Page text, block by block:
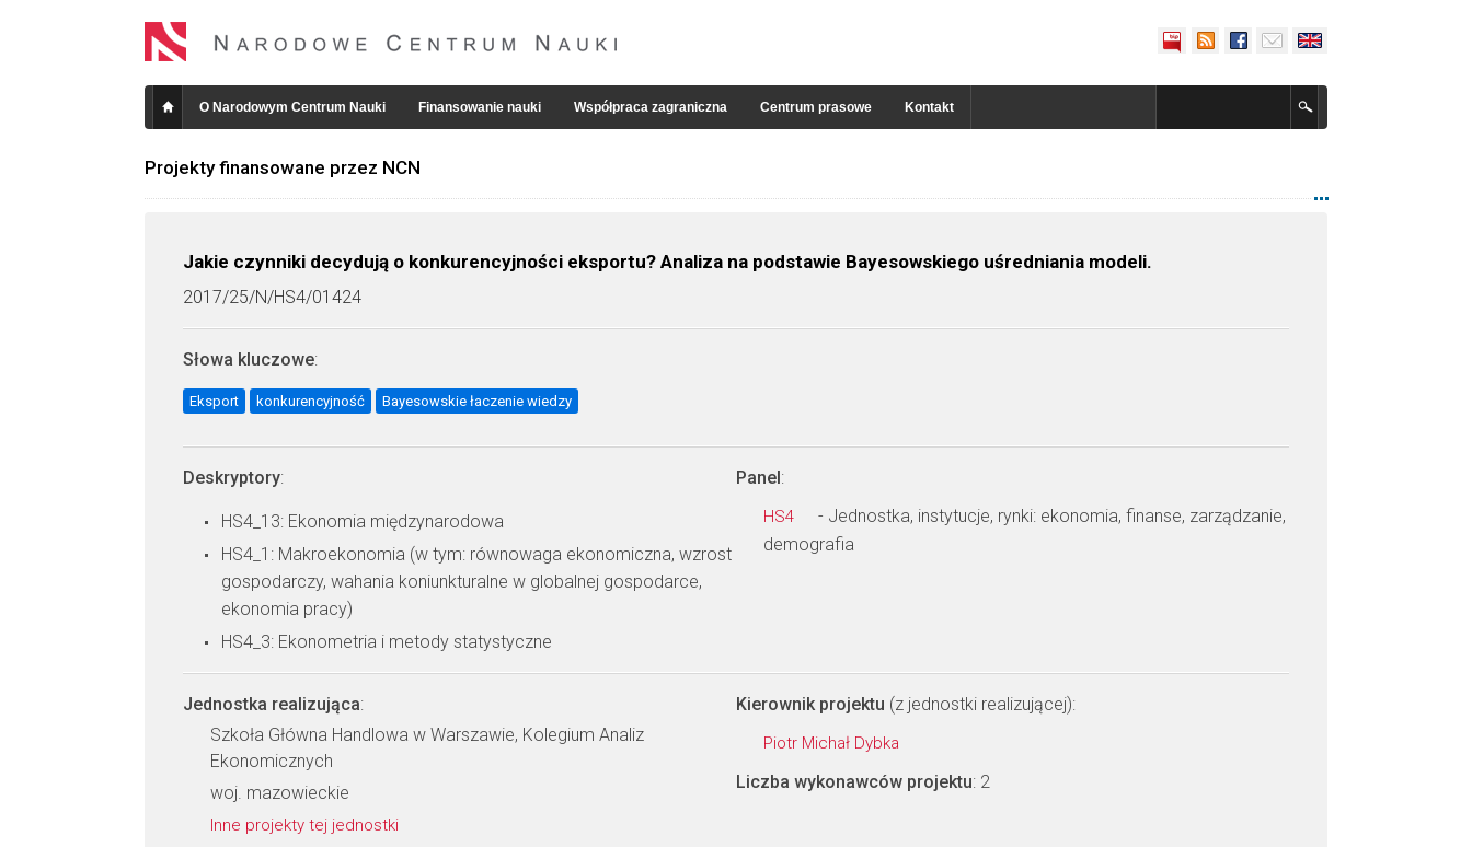
O Narodowym Centrum Nauki Finansowanie nauki Współpraca zagraniczna Centrum prasowe Kontakt
Projekty finansowane przez NCN
Jakie czynniki decydują o konkurencyjności eksportu? Analiza na podstawie Bayesowskiego uśredniania modeli.
2017/25/N/HS4/01424
Słowa kluczowe:
Eksport konkurencyjność Bayesowskie łaczenie wiedzy
Deskryptory:
HS4_13: Ekonomia międzynarodowa
HS4_1: Makroekonomia (w tym: równowaga ekonomiczna, wzrost
gospodarczy, wahania koniunkturalne w globalnej gospodarce,
ekonomia pracy)
HS4_3: Ekonometria i metody statystyczne
Panel:
HS4
- Jednostka, instytucje, rynki: ekonomia, finanse, zarządzanie,
demografia
Jednostka realizująca:
Szkoła Główna Handlowa w Warszawie, Kolegium Analiz
Ekonomicznych
woj. mazowieckie
Inne projekty tej jednostki
Kierownik projektu (z jednostki realizującej):
Piotr Michał Dybka
Liczba wykonawców projektu: 2